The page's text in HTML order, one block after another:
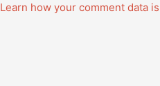
Learn how your comment data